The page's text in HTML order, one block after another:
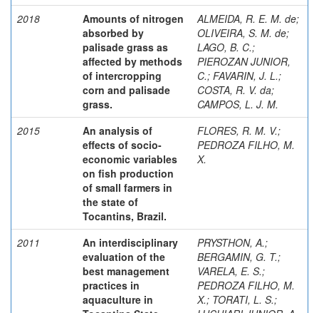
2018
Amounts of nitrogen
absorbed by
palisade grass as
affected by methods
of intercropping
corn and palisade
grass.
ALMEIDA, R. E. M. de;
OLIVEIRA, S. M. de;
LAGO, B. C.;
PIEROZAN JUNIOR,
C.; FAVARIN, J. L.;
COSTA, R. V. da;
CAMPOS, L. J. M.
2015
An analysis of
effects of socio-
economic variables
on fish production
of small farmers in
the state of
Tocantins, Brazil.
FLORES, R. M. V.;
PEDROZA FILHO, M.
X.
2011
An interdisciplinary
evaluation of the
best management
practices in
aquaculture in
PRYSTHON, A.;
BERGAMIN, G. T.;
VARELA, E. S.;
PEDROZA FILHO, M.
X.; TORATI, L. S.;